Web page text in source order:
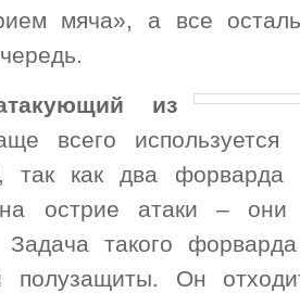
мяча», а все
из
всего
так как два форварда
на острие атаки – они
Задача такого
полузащиты. Он